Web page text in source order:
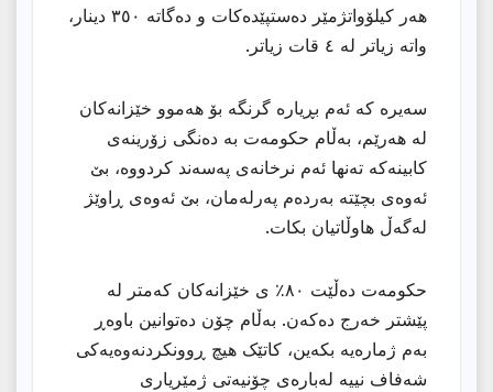
هەر کیلۆواتژمێر دەستپێدەکات و دەگاتە ٣٥٠ دینار،
واتە زیاتر لە ٤ قات زیاتر.
سەیرە کە ئەم بڕیارە گرنگە بۆ هەموو خێزانەکان
لە هەرێم، بەڵام حکومەت بە دەنگی زۆرینەی
کابینەکە تەنها ئەم نرخانەی پەسەند کردووە، بێ
ئەوەی بچێتە بەردەم پەرلەمان، بێ ئەوەی ڕاوێژ
لەگەڵ هاوڵاتیان بکات.
حکومەت دەڵێت ٨٠٪ ی خێزانەکان کەمتر لە
پێشتر خەرج دەکەن. بەڵام چۆن دەتوانین باوەڕ
بەم ژمارەیە بکەین، کاتێک هیچ ڕوونکردنەوەیەکی
شەفاف نییە لەبارەی چۆنیەتی ژمێریاری